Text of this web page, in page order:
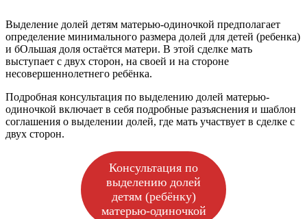
Выделение долей детям матерью-одиночкой предполагает
определение минимального размера долей для детей (ребенка)
и бОльшая доля остаётся матери. В этой сделке мать
выступает с двух сторон, на своей и на стороне
несовершеннолетнего ребёнка.
Подробная консультация по выделению долей матерью-
одиночкой включает в себя подробные разъяснения и шаблон
соглашения о выделении долей, где мать участвует в сделке с
двух сторон.
Консультация по
выделению долей
детям (ребёнку)
матерью-одиночкой